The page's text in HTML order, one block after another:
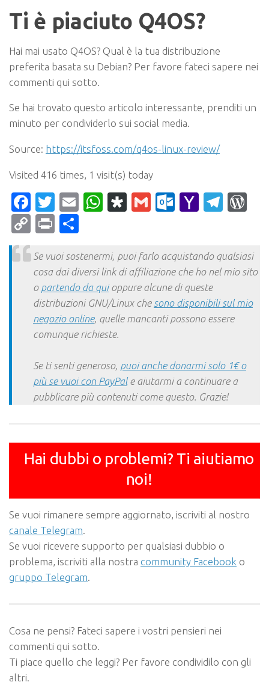
Ti è piaciuto Q4OS?
Hai mai usato Q4OS? Qual è la tua distribuzione
preferita basata su Debian? Per favore fateci sapere nei
commenti qui sotto.
Se hai trovato questo articolo interessante, prenditi un
minuto per condividerlo sui social media.
Source: https://itsfoss.com/q4os-linux-review/
Visited 416 times, 1 visit(s) today
Facebook
Twitter
EmailWhatsApp
Diaspora
Gmail Yahoo
CopyPrint
Se vuoi sostenermi, puoi farlo acquistando qualsiasi
cosa dai diversi link di affiliazione che ho nel mio sito
o partendo da quioppure alcune di queste
distribuzioni GNU/Linux che sono disponibili sul mio
negozio online, quelle mancanti possono essere
comunque richieste.
Se ti senti generoso, puoi anche donarmi solo 1€ o
più se vuoi con PayPale aiutarmi a continuare a
pubblicare più contenuti come questo. Grazie!
Hai dubbi o problemi? Ti aiutiamo
noi!
Se vuoi rimanere sempre aggiornato, iscriviti al nostro
canale Telegram
Se vuoi ricevere supporto per qualsiasi dubbio o
problema, iscriviti alla nostra community Facebook o
gruppo Telegram
Cosa ne pensi? Fateci sapere i vostri pensieri nei
commenti qui sotto.
Ti piace quello che leggi? Per favore condividilo con gli
altri.